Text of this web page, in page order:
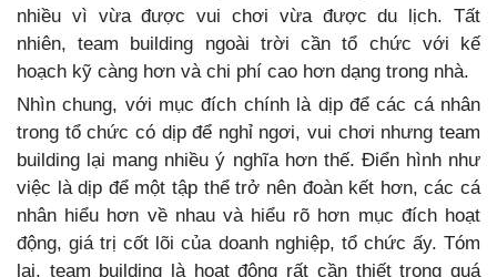
nhiều vì vừa được vui chơi vừa được du lịch. Tất
nhiên, team building ngoài trời cần tổ chức với kế
hoạch kỹ càng hơn và chi phí cao hơn dạng trong nhà.
Nhìn chung, với mục đích chính là dịp để các cá nhân
trong tổ chức có dịp để nghỉ ngơi, vui chơi nhưng team
building lại mang nhiều ý nghĩa hơn thế. Điển hình như
việc là dịp để một tập thể trở nên đoàn kết hơn, các cá
nhân hiểu hơn về nhau và hiểu rõ hơn mục đích hoạt
động, giá trị cốt lõi của doanh nghiệp, tổ chức ấy. Tóm
lại, team building là hoạt động rất cần thiết trong quá